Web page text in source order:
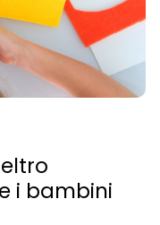
i bambini